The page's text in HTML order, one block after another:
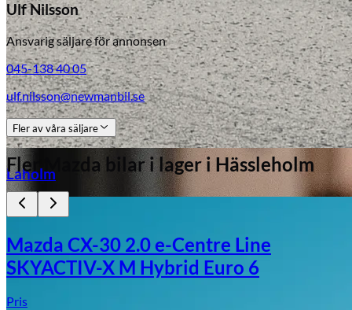
Laholm
Ulf Nilsson
Ansvarig säljare för annonsen
045-138 40 05
ulf.nilsson@newmanbil.se
Fler av våra säljare
Fler Mazdabilar i lageri Hässleholm
Mazda CX-30 2.0 e-Centre Line
SKYACTIV-X M Hybrid Euro 6
Pris